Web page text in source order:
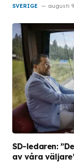
SVERIGE augusti
SD-ledaren:
av våra